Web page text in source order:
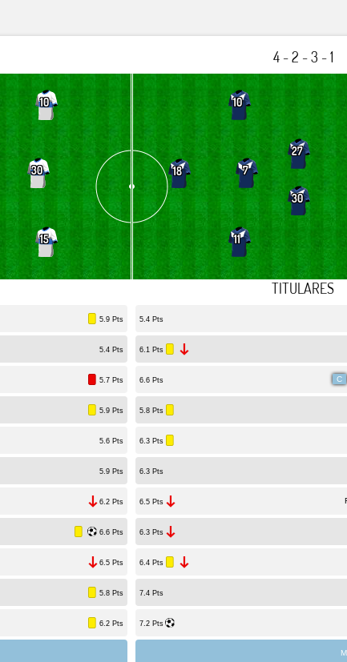
10
30
15
4 - 2 - 3 - 1
27
30
10
7
11
18
5.9 Pts
5.4 Pts
5.7 Pts
5.9 Pts
5.6 Pts
5.9 Pts
6.2 Pts
6.6 Pts
6.5 Pts
5.8 Pts
6.2 Pts
TITULARES
5.4 Pts
6.1 Pts
C
6.6 Pts
5.8 Pts
6.3 Pts
6.3 Pts
6.5 Pts
6.3 Pts
6.4 Pts
7.4 Pts
7.2 Pts